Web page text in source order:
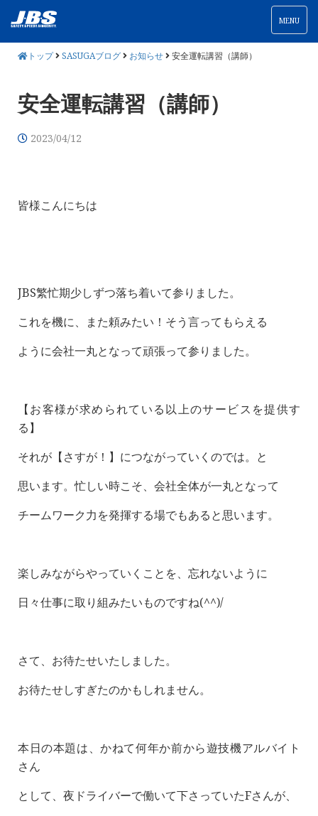
MENU
トップ SASUGAブログ お知らせ 安全運転講習（講師）
安全運転講習（講師）
2023/04/12
皆様こんにちは
JBS繁忙期少しずつ落ち着いて参りました。
これを機に、また頼みたい！そう言ってもらえる
ように会社一丸となって頑張って参りました。
【お客様が求められている以上のサービスを提供す
る】
それが【さすが！】につながっていくのでは。と
思います。忙しい時こそ、会社全体が一丸となって
チームワーク力を発揮する場でもあると思います。
楽しみながらやっていくことを、忘れないように
日々仕事に取り組みたいものですね(^^)/
さて、お待たせいたしました。
お待たせしすぎたのかもしれません。
本日の本題は、かねて何年か前から遊技機アルバイト
さん
として、夜ドライバーで働いて下さっていたFさんが、